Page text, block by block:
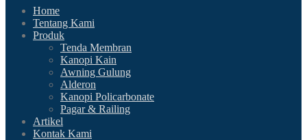
Home
Tentang Kami
Produk
Tenda Membran
Kanopi Kain
Awning Gulung
Alderon
Kanopi Policarbonate
Pagar & Railing
Artikel
Kontak Kami